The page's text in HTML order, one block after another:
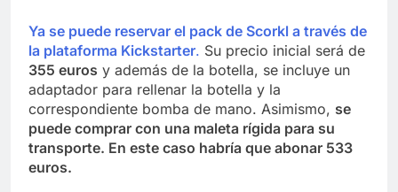
Ya se puede reservar el pack de Scorkl a través de
la plataforma Kickstarter. Su precio inicial será de
355 euros y además de la botella, se incluye un
adaptador para rellenar la botella y la
correspondiente bomba de mano. Asimismo, se
puede comprar con una maleta rígida para su
transporte. En este caso habría que abonar 533
euros.